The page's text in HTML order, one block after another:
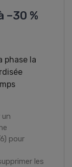
–30 %
phase la
un
pour
les